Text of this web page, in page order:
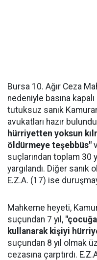
Bursa 10. Ağır Ceza
nedeniyle basına
tutuksuz sanık
avukatları hazır
hürriyetten yoksun
öldürmeye teşebbüs"
suçlarından toplam 30
yargılandı. Diğer
E.Z.A. (17) ise
Mahkeme heyeti,
suçundan 7 yıl,
kullanarak kişiyi
suçundan 8 yıl olmak
cezasına çarptırdı.